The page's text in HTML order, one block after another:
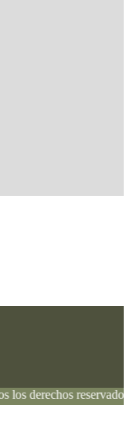
reservados.